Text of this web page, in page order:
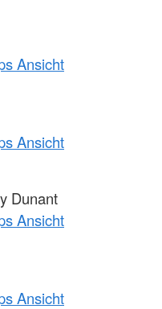
Ansicht
Ansicht
Dunant
Ansicht
Ansicht